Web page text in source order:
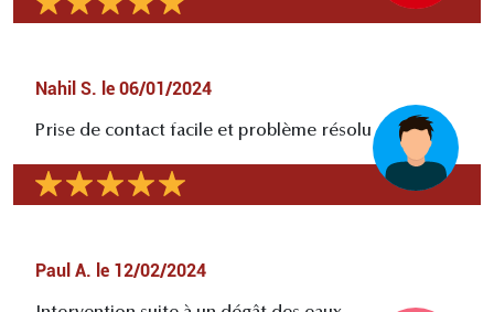
Nahil S. le 06/01/2024
Prise de contact facile et problème résolu
Paul A. le 12/02/2024